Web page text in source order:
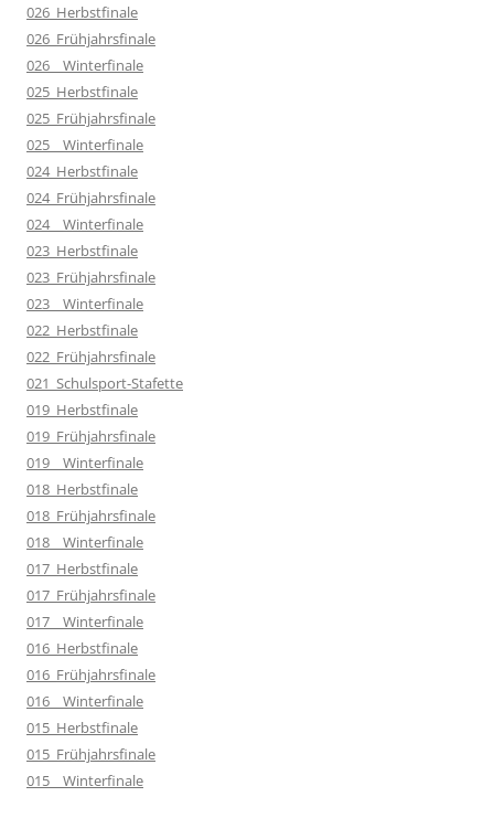
026_Herbstfinale
026_Frühjahrsfinale
026__Winterfinale
025_Herbstfinale
025_Frühjahrsfinale
025__Winterfinale
024_Herbstfinale
024_Frühjahrsfinale
024__Winterfinale
023_Herbstfinale
023_Frühjahrsfinale
023__Winterfinale
022_Herbstfinale
022_Frühjahrsfinale
021_Schulsport-Stafette
019_Herbstfinale
019_Frühjahrsfinale
019__Winterfinale
018_Herbstfinale
018_Frühjahrsfinale
018__Winterfinale
017_Herbstfinale
017_Frühjahrsfinale
017__Winterfinale
016_Herbstfinale
016_Frühjahrsfinale
016__Winterfinale
015_Herbstfinale
015_Frühjahrsfinale
015__Winterfinale